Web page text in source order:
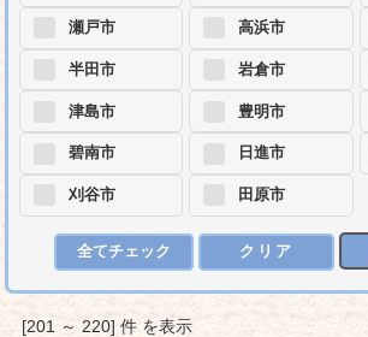
瀬戸市
半田市
津島市
碧南市
刈谷市
高浜市
岩倉市
豊明市
日進市
田原市
全てチェック クリア
[201 ～ 220] 件 を表示